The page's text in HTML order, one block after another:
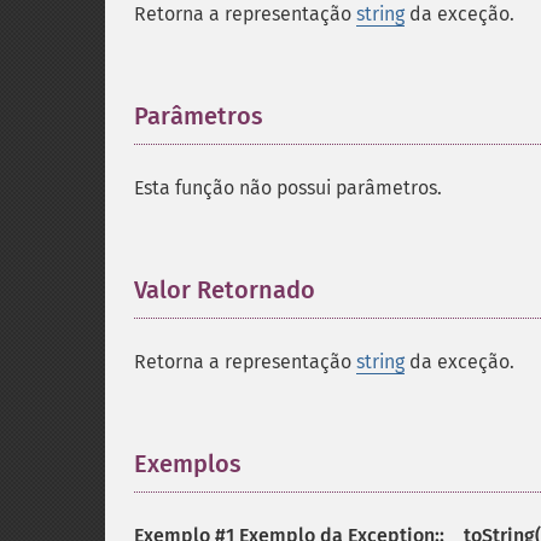
Retorna a representação string da exceção.
Parâmetros
Esta função não possui parâmetros.
Valor Retornado
Retorna a representação string da exceção.
Exemplos
Exemplo #1 Exemplo da